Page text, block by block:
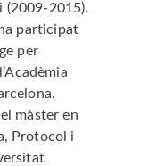
(2009-2015).
participat
per
màster en
Protocol i